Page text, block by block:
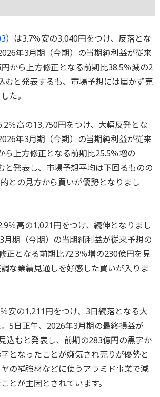
）は3.7％安の3,040円をつけ、反落とな
年3月期（今期）の当期純利益が従来
から上方修正となる前期比38.5％減の2
むと発表するも、市場予想には届かず売
た。
％高の13,750円をつけ、大幅反発とな
年3月期（今期）の当期純利益が従来
ら上方修正となる前期比25.5％増の
と発表し、市場予想平均は下回るものの
との見方から買いが優勢となりまし
％高の1,021円をつけ、続伸となりまし
月期（今期）の当期純利益が従来予想の
正となる前期比72.3％増の230億円を見
な業績見通しを好感した買いが入りま
安の1,211円をつけ、3日続落となる大
5日正午、2026年3月期の最終損益が
込むと発表し、前期の283億円の黒字か
となったことが嫌気され売りが優勢と
の補強材などに使うアラミド事業で減
とが主因とされています。